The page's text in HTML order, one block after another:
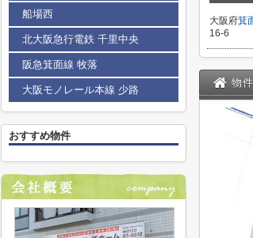
大阪府箕
16-6
物
船場西
北大阪急行電鉄 千里中央
阪急箕面線 牧落
大阪モノレール本線 少路
おすすめ物件